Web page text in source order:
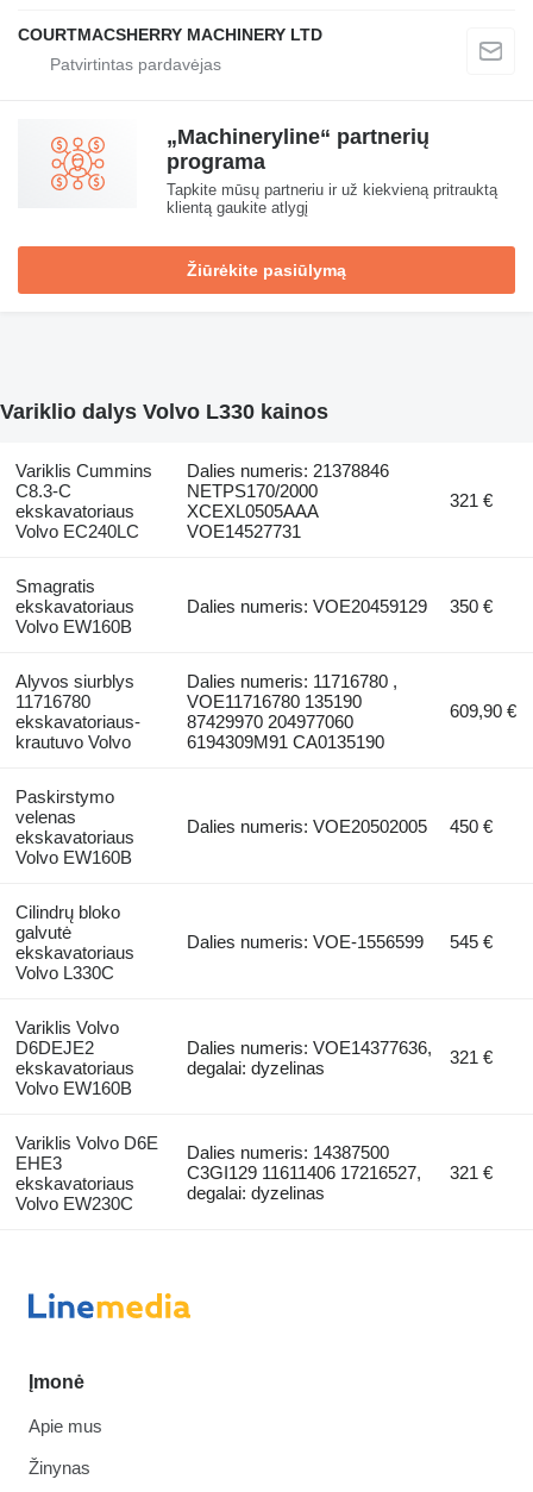
COURTMACSHERRY MACHINERY LTD
„Machineryline“ partnerių
programa
Tapkite mūsų partneriu ir už kiekvieną pritrauktą
klientą gaukite atlygį
Žiūrėkite pasiūlymą
Variklio dalys Volvo L330 kainos
Variklis Cummins
C8.3-C
ekskavatoriaus
Volvo EC240LC
Dalies numeris: 21378846
NETPS170/2000
XCEXL0505AAA
VOE14527731
321 €
Smagratis
ekskavatoriaus
Volvo EW160B
Dalies numeris: VOE20459129 350 €
Alyvos siurblys
11716780
ekskavatoriaus-
krautuvo Volvo
Dalies numeris: 11716780 ,
VOE11716780 135190
87429970 204977060
6194309M91 CA0135190
609,90 €
Paskirstymo
velenas
ekskavatoriaus
Volvo EW160B
Dalies numeris: VOE20502005 450 €
Cilindrų bloko
galvutė
ekskavatoriaus
Volvo L330C
Dalies numeris: VOE-1556599 545 €
Variklis Volvo
D6DEJE2
ekskavatoriaus
Volvo EW160B
Dalies numeris: VOE14377636,
degalai: dyzelinas
321 €
Variklis Volvo D6E
EHE3
ekskavatoriaus
Volvo EW230C
Dalies numeris: 14387500
C3GI129 11611406 17216527,
degalai: dyzelinas
321 €
Įmonė
Apie mus
Žinynas